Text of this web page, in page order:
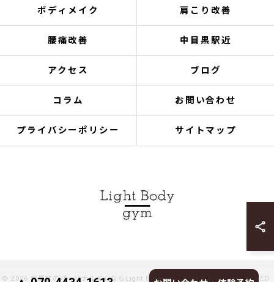
ボディメイク 肩こり改善
腰痛改善 中目黒駅近
アクセス ブログ
コラム お問い合わせ
プライバシーポリシー サイトマップ
© 2026 目黒区のパーソナルジムならLight Body gymへ ALL RIGHTS RESERVED.